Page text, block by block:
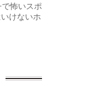
怖いスポ
けないホ